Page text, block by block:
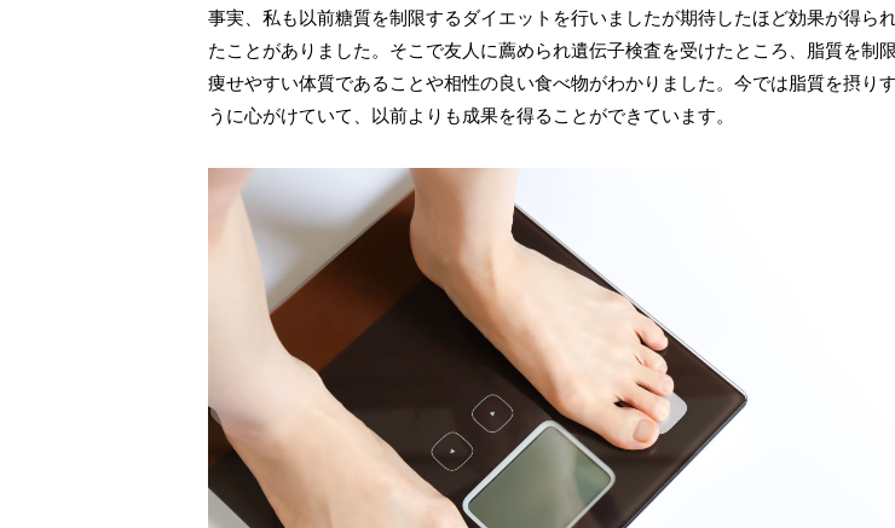
事実、私も以前糖質を制限するダイエットを行いましたが期待したほど効果が得ら
たことがありました。そこで友人に薦められ遺伝子検査を受けたところ、脂質を制
痩せやすい体質であることや相性の良い食べ物がわかりました。今では脂質を摂り
うに心がけていて、以前よりも成果を得ることができています。